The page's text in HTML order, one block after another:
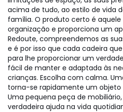
acima de tudo, ao estilo de vida
família. O produto certo é
organização e proporciona um
Redoute, compreendemos as
e é por isso que cada cadeira
para lhe proporcionar um
fácil de manter e adaptada às
crianças. Escolha com calma.
torna-se rapidamente um objeto
Uma pequena peça de
verdadeira ajuda na vida